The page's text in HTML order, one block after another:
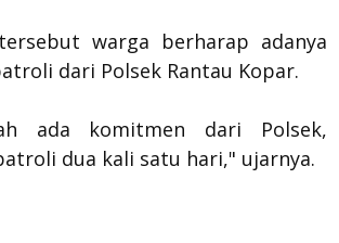
warga berharap adanya
dari Polsek Rantau Kopar.
ada komitmen dari Polsek,
dua kali satu hari," ujarnya.